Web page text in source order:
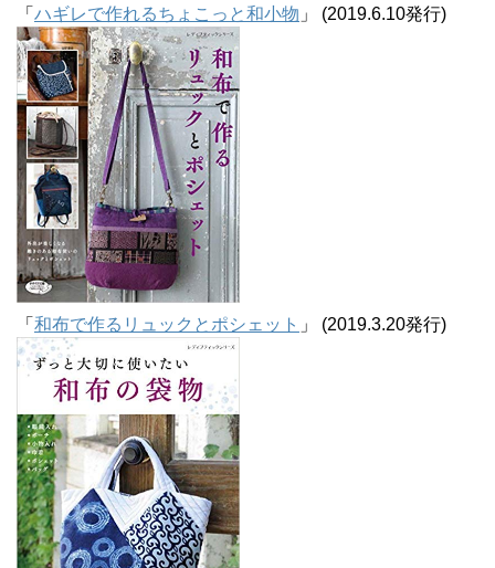
「 ハギレで作れるちょこっと和小物 」 (2019.6.10発行)
「 和布で作るリュックとポシェット 」 (2019.3.20発行)